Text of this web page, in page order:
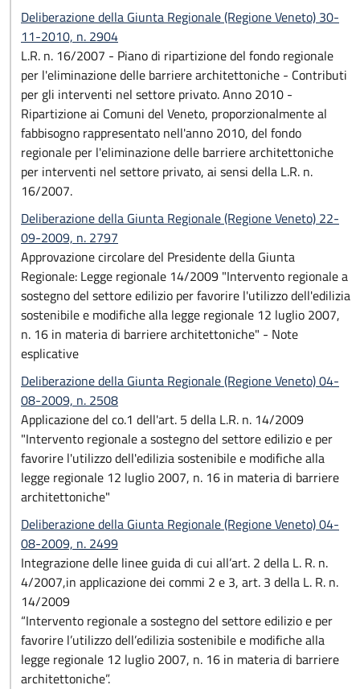
Deliberazione della Giunta Regionale (Regione Veneto) 30-
11-2010, n. 2904
L.R. n. 16/2007 - Piano di ripartizione del fondo regionale
per l'eliminazione delle barriere architettoniche - Contributi
per gli interventi nel settore privato. Anno 2010 -
Ripartizione ai Comuni del Veneto, proporzionalmente al
fabbisogno rappresentato nell'anno 2010, del fondo
regionale per l'eliminazione delle barriere architettoniche
per interventi nel settore privato, ai sensi della L.R. n.
16/2007.
Deliberazione della Giunta Regionale (Regione Veneto) 22-
09-2009, n. 2797
Approvazione circolare del Presidente della Giunta
Regionale: Legge regionale 14/2009 "Intervento regionale a
sostegno del settore edilizio per favorire l'utilizzo dell'edilizia
sostenibile e modifiche alla legge regionale 12 luglio 2007,
n. 16 in materia di barriere architettoniche" - Note
esplicative
Deliberazione della Giunta Regionale (Regione Veneto) 04-
08-2009, n. 2508
Applicazione del co.1 dell'art. 5 della L.R. n. 14/2009
"Intervento regionale a sostegno del settore edilizio e per
favorire l'utilizzo dell'edilizia sostenibile e modifiche alla
legge regionale 12 luglio 2007, n. 16 in materia di barriere
architettoniche"
Deliberazione della Giunta Regionale (Regione Veneto) 04-
08-2009, n. 2499
Integrazione delle linee guida di cui all’art. 2 della L. R. n.
4/2007,in applicazione dei commi 2 e 3, art. 3 della L. R. n.
14/2009
“Intervento regionale a sostegno del settore edilizio e per
favorire l’utilizzo dell’edilizia sostenibile e modifiche alla
legge regionale 12 luglio 2007, n. 16 in materia di barriere
architettoniche”.